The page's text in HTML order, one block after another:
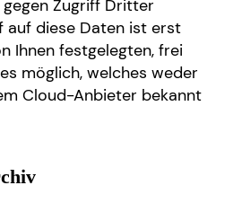
Zugriff Dritter
auf diese Daten ist erst
Ihnen festgelegten, frei
möglich, welches weder
Cloud-Anbieter bekannt